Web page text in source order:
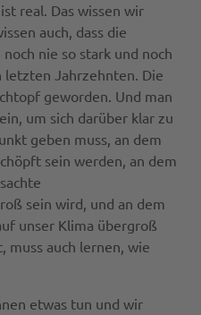
real. Das wissen wir
auch, dass die
nie so stark und noch
letzten Jahrzehnten. Die
geworden. Und man
um sich darüber klar zu
geben muss, an dem
sein werden, an dem
sein wird, und an dem
unser Klima übergroß
muss auch lernen, wie
etwas tun und wir